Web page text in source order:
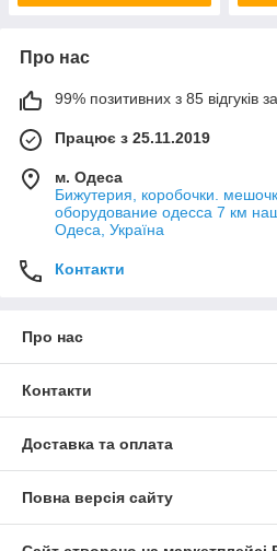
Про нас
99% позитивних з 85 відгуків
Працює з 25.11.2019
м. Одеса
Бижутерия, коробочки.
оборудование одесса 7 км
Одеса, Україна
Контакти
Про нас
Контакти
Доставка та оплата
Повна версія сайту